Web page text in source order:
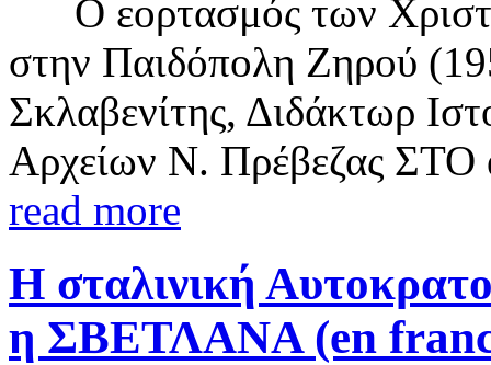
Ο εορτασμός των
στην Παιδόπολη Ζηρού
Σκλαβενίτης, Διδάκτωρ
Αρχείων Ν. Πρέβεζας ΣΤΟ
read more
Η σταλινική
η ΣΒΕΤΛΑΝΑ (en